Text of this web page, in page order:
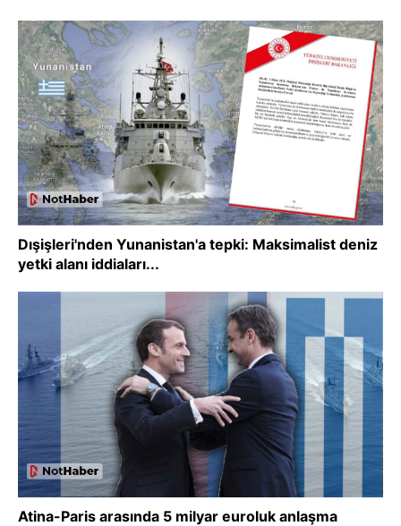
Dışişleri'nden Yunanistan'a tepki: Maksimalist deniz
yetki alanı iddiaları...
Atina-Paris arasında 5 milyar euroluk anlaşma